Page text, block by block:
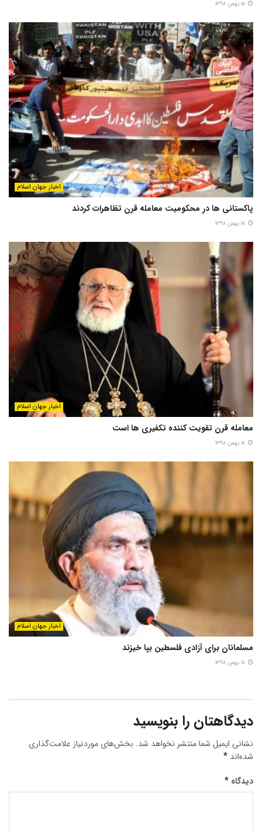
اخبار جهان اسلام
پاکستانی ها در محکومیت معامله قرن تظاهرات کردند
اخبار جهان اسلام
معامله قرن تقویت کننده تکفیری ها است
اخبار جهان اسلام
مسلمانان برای آزادی فلسطین بپا خیزند
دیدگاهتان را بنویسید
نشانی ایمیل شما منتشر نخواهد شد. بخش‌های موردنیاز علامت‌گذاری
شده‌اند *
دیدگاه *